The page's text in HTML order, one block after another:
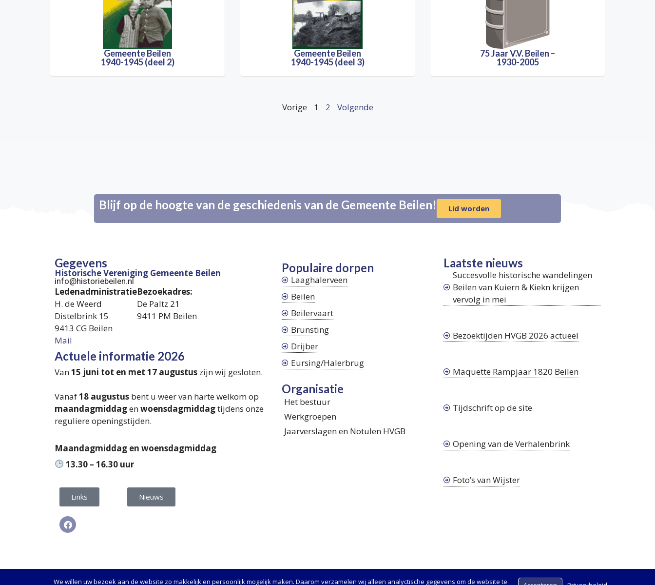
Gemeente Beilen
1940-1945 (deel 2)
Gemeente Beilen
1940-1945 (deel 3)
75 Jaar V.V. Beilen –
1930-2005
Vorige 1 2 Volgende
Blijf op de hoogte van de geschiedenis van de Gemeente Beilen! Lid worden
Gegevens
Historische Vereniging Gemeente Beilen
info@historiebeilen.nl
Ledenadministratie
H. de Weerd
Distelbrink 15
9413 CG Beilen
Mail
Bezoekadres:
De Paltz 21
9411 PM Beilen
Actuele informatie 2026
Van15 juni tot en met 17 augustus zijn wij gesloten.
Vanaf18 augustus bent u weer van harte welkom op
maandagmiddagenwoensdagmiddagtijdens onze
reguliere openingstijden.
Maandagmiddag en woensdagmiddag
13.30 – 16.30 uur
Links Nieuws
Populaire dorpen
Laaghalerveen
Beilen
Beilervaart
Brunsting
Drijber
Eursing/Halerbrug
Organisatie
Het bestuur
Werkgroepen
Jaarverslagen en Notulen HVGB
Laatste nieuws
Succesvolle historische wandelingen
Beilen van Kuiern & Kiekn krijgen
vervolg in mei
Bezoektijden HVGB 2026 actueel
Maquette Rampjaar 1820 Beilen
Tijdschrift op de site
Opening van de Verhalenbrink
Foto’s van Wijster
We willen uw bezoek aan de website zo makkelijk en persoonlijk mogelijk maken. Daarom verzamelen wij alleen analyctische gegevens om de website te